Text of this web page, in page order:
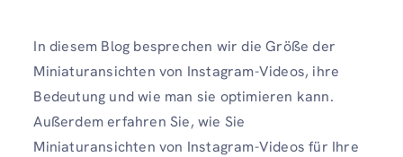
In diesem Blog besprechen wir die Größe der
Miniaturansichten von Instagram-Videos, ihre
Bedeutung und wie man sie optimieren kann.
Außerdem erfahren Sie, wie Sie
Miniaturansichten von Instagram-Videos für Ihre